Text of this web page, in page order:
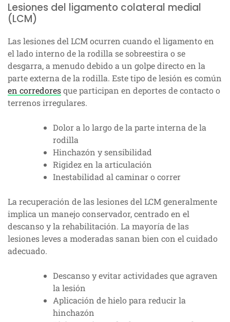
Lesiones del ligamento colateral medial
(LCM)
Las lesiones del LCM ocurren cuando el ligamento en
el lado interno de la rodilla se sobreestira o se
desgarra, a menudo debido a un golpe directo en la
parte externa de la rodilla. Este tipo de lesión es común
en corredoresque participan en deportes de contacto o
terrenos irregulares.
Dolor a lo largo de la parte interna de la
rodilla
Hinchazón y sensibilidad
Rigidez en la articulación
Inestabilidad al caminar o correr
La recuperación de las lesiones del LCM generalmente
implica un manejo conservador, centrado en el
descanso y la rehabilitación. La mayoría de las
lesiones leves a moderadas sanan bien con el cuidado
adecuado.
Descanso y evitar actividades que agraven
la lesión
Aplicación de hielo para reducir la
hinchazón